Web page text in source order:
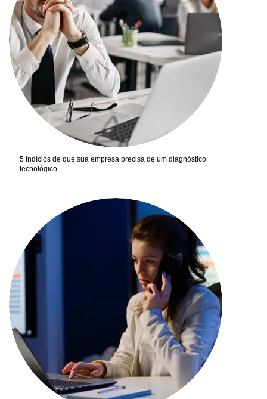
5 indícios de que sua empresa precisa de um diagnóstico
tecnológico